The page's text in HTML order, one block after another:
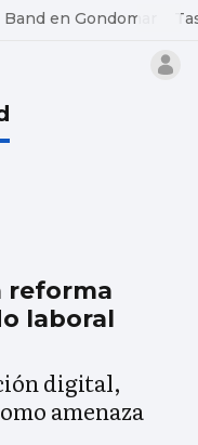
en Gondomar
reforma
laboral
digital,
amenaza